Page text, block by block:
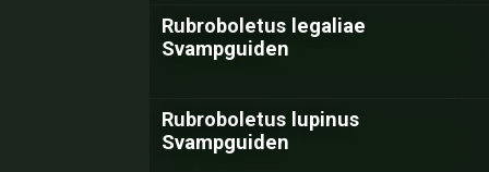
Rubroboletus legaliae
Svampguiden
Rubroboletus lupinus
Svampguiden